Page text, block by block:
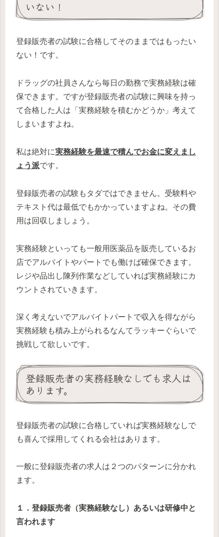
いない！
登録販売者の試験に合格してそのままではもったい
ない！です。
ドラッグの社員さんなら毎日の勤務で実務経験は確
保できます。ですが登録販売者の試験に興味を持っ
て合格した人は「実務経験を積むかどうか」考えて
しまいますよね。
私は絶対に実務経験を最速で積んでお金に変えまし
ょう派です。
登録販売者の試験もタダではできません。受験料や
テキスト代は最低でもかかっていますよね。その費
用は回収しましょう。
実務経験といっても一般用医薬品を販売しているお
店でアルバイトやパートでも働けば確保できます。
レジや品出し陳列作業などしていれば実務経験にカ
ウントされていきます。
深く考えないでアルバイトパートで収入を得ながら
実務経験も積み上がられるなんてラッキーぐらいで
挑戦して欲しいです。
登録販売者の実務経験なしでも求人は
あります。
登録販売者の試験に合格していれば実務経験なしで
も喜んで採用してくれる会社はあります。
一般に登録販売者の求人は２つのパターンに分かれ
ます。
１．登録販売者（実務経験なし）あるいは研修中と
言われます